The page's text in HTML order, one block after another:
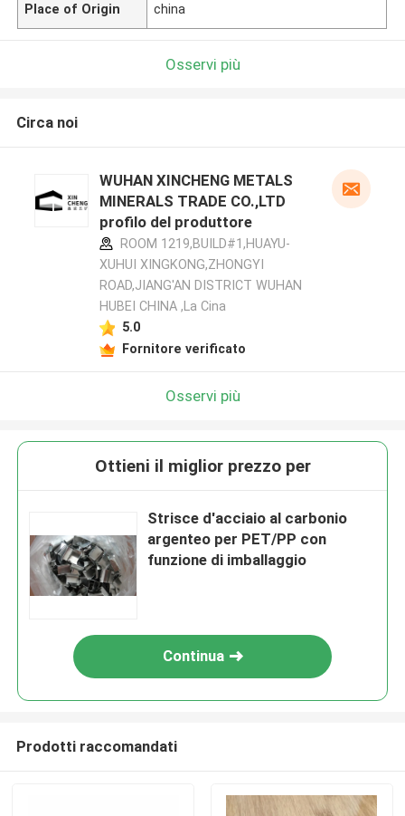
Place of Origin china
Osservi più
Circa noi
WUHAN XINCHENG METALS
MINERALS TRADE CO.,LTD
profilo del produttore
ROOM 1219,BUILD#1,HUAYU-
XUHUI XINGKONG,ZHONGYI
ROAD,JIANG'AN DISTRICT WUHAN
HUBEI CHINA ,La Cina
5.0
Fornitore verificato
Osservi più
Ottieni il miglior prezzo per
Strisce d'acciaio al carbonio
argenteo per PET/PP con
funzione di imballaggio
Continua
Prodotti raccomandati